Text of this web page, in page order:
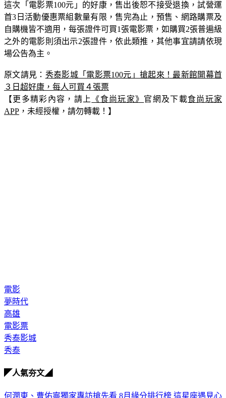
這次「電影票100元」的好康，售出後恕不接受退換，試營運
首3日活動優惠票組數量有限，售完為止，預售、網路購票及
自購機皆不適用，每張證件可買1張電影票，如購買2張普遍級
之外的電影則須出示2張證件，依此類推，其他事宜請請依現
原文請見： 秀泰影城「電影票100元」搶起來！最新館開幕首
３日超好康，每人可買４張票
【更多精彩內容，請上《食尚玩家》
電影
夢時代
高雄
電影票
秀泰影城